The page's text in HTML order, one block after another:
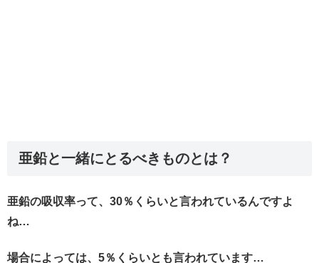
亜鉛と一緒にとるべきものとは？
亜鉛の吸収率って、30％くらいと言われているんですよ
ね…
場合によっては、5％くらいとも言われています…